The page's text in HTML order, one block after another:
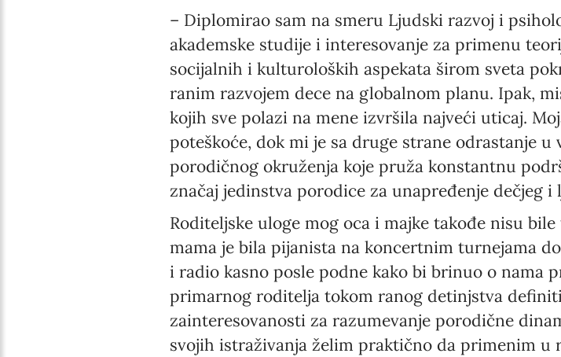
– Diplomirao sam na smeru Ljudski razvoj i
akademske studije i interesovanje za primenu
socijalnih i kulturoloških aspekata širom sveta
ranim razvojem dece na globalnom planu. Ipak,
kojih sve polazi na mene izvršila najveći uticaj.
poteškoće, dok mi je sa druge strane odrastanje
porodičnog okruženja koje pruža konstantnu
značaj jedinstva porodice za unapređenje dečjeg i
Roditeljske uloge mog oca i majke takođe nisu
mama je bila pijanista na koncertnim turnejama
i radio kasno posle podne kako bi brinuo o nama
primarnog roditelja tokom ranog detinjstva
zainteresovanosti za razumevanje porodične
svojih istraživanja želim praktično da primenim
Enter your first name
Birthday
MM / DD
Language preference
Serbian
English
Interests
Online education
The Early Years Blog
Program updates